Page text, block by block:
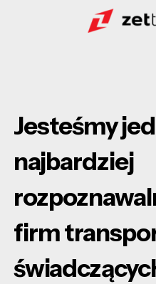
Jesteśmy
najbardziej
firm